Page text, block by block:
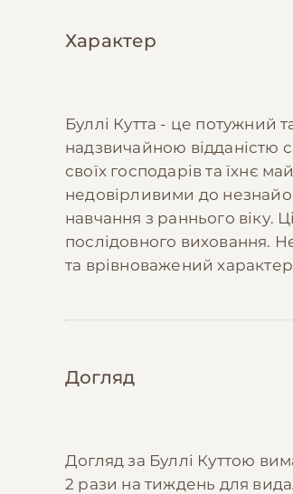
Характер
Буллі Кутта - це потужний
надзвичайною відданістю
своїх господарів та їхнє
недовірливими до
навчання з раннього віку.
послідовного виховання.
та врівноважений
Догляд
Догляд за Буллі Куттою
2 рази на тиждень для